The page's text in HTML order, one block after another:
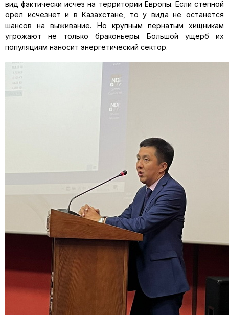
вид фактически исчез на территории Европы. Если степной
орёл исчезнет и в Казахстане, то у вида не останется
шансов на выживание. Но крупным пернатым хищникам
угрожают не только браконьеры. Большой ущерб их
популяциям наносит энергетический сектор.